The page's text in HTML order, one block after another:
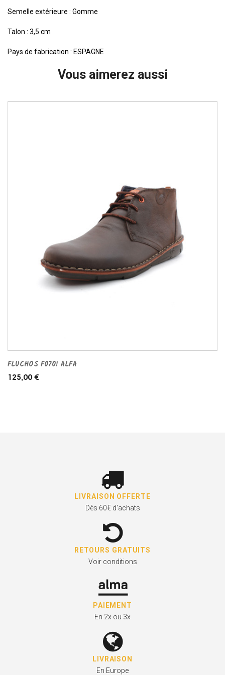
Semelle extérieure : Gomme
Talon : 3,5 cm
Pays de fabrication : ESPAGNE
Vous aimerez aussi
FLUCHOS F0701 ALFA
125,00 €
LIVRAISON OFFERTE
Dès 60€ d'achats
RETOURS GRATUITS
Voir conditions
PAIEMENT
En 2x ou 3x
LIVRAISON
En Europe